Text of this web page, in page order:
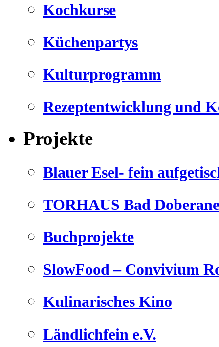
Kochkurse
Küchenpartys
Kulturprogramm
Rezeptentwicklung und
Projekte
Blauer Esel- fein
TORHAUS Bad
Buchprojekte
SlowFood – Convivium
Kulinarisches Kino
Ländlichfein e.V.